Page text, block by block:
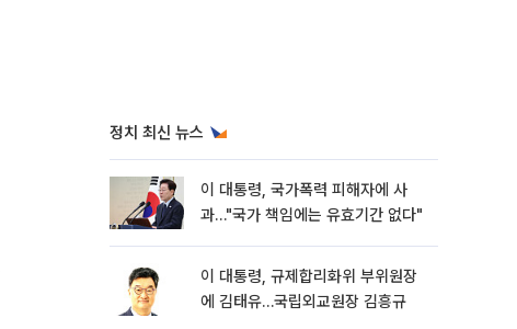
정치 최신 뉴스
이 대통령, 국가폭력 피해자에 사
과…"국가 책임에는 유효기간 없다"
이 대통령, 규제합리화위 부위원장
에 김태유…국립외교원장 김흥규